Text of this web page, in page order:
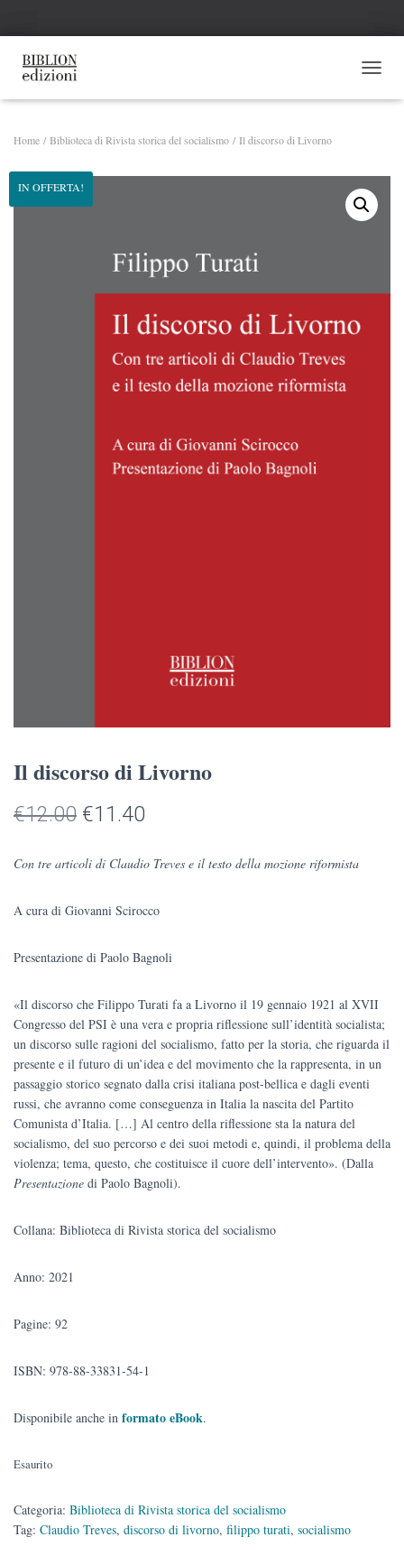
Home /Biblioteca di Rivista storica del socialismo / Il discorso di Livorno
IN OFFERTA!
Il discorso di Livorno
€12.00 Il
era:
€12.00.
€11.40
è:
€11.40.
Con tre articoli di Claudio Treves e il testo della mozione riformista
A cura di Giovanni Scirocco
Presentazione di Paolo Bagnoli
«Il discorso che Filippo Turati fa a Livorno il 19 gennaio 1921 al XVII
Congresso del PSI è una vera e propria riflessione sull’identità socialista;
un discorso sulle ragioni del socialismo, fatto per la storia, che riguarda il
presente e il futuro di un’idea e del movimento che la rappresenta, in un
passaggio storico segnato dalla crisi italiana post-bellica e dagli eventi
russi, che avranno come conseguenza in Italia la nascita del Partito
Comunista d’Italia. […] Al centro della riflessione sta la natura del
socialismo, del suo percorso e dei suoi metodi e, quindi, il problema della
violenza; tema, questo, che costituisce il cuore dell’intervento». (Dalla
Presentazione di Paolo Bagnoli).
Collana: Biblioteca di Rivista storica del socialismo
Anno: 2021
Pagine: 92
ISBN: 978-88-33831-54-1
Disponibile anche in formato eBook.
Esaurito
Categoria: Biblioteca di Rivista storica del socialismo
Tag: Claudio Treves, discorso di livorno, filippo turati, socialismo